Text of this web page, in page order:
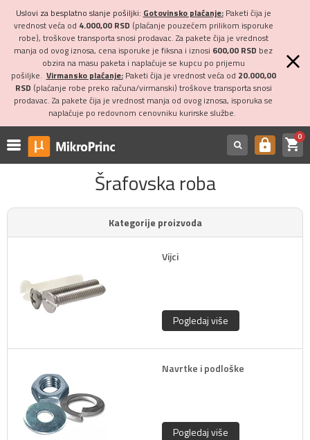
Uslovi za besplatno slanje pošiljki: Gotovinsko plaćanje:Paketi čija je
vrednost veća od 4.000,00 RSD (plaćanje pouzećem prilikom isporuke
robe), troškove transporta snosi prodavac. Za pakete čija je vrednost
manja od ovog iznosa, cena isporuke je fiksna i iznosi 600,00 RSD bez
obzira na masu paketa i naplaćuje se kupcu po prijemu
pošiljke. Virmansko plaćanje:Paketi čija je vrednost veća od 20.000,00
RSD (plaćanje robe preko računa/virmanski) troškove transporta snosi
prodavac. Za pakete čija je vrednost manja od ovog iznosa, isporuka se
naplaćuje po redovnom cenovniku kurirske službe.
https shopping_cart0
Šrafovska roba
Kategorije proizvoda
Vijci
Pogledaj više
Navrtke i podloške
Pogledaj više